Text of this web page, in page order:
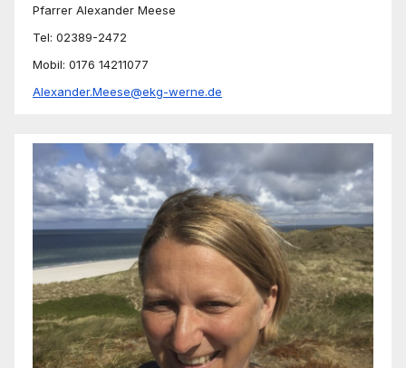
Pfarrer Alexander Meese
Tel: 02389-2472
Mobil: 0176 14211077
Alexander.Meese@ekg-werne.de